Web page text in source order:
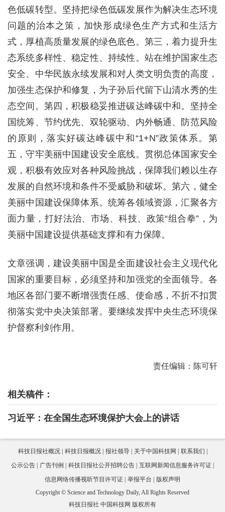
色低碳转型。坚持把绿色低碳发展作为解决生态环境
问题的治本之策，加快形成绿色生产方式和生活方
式，厚植高质量发展的绿色底色。第三，着力提升生
态系统多样性、稳定性、持续性。站在维护国家生态
安全、中华民族永续发展和对人类文明负责的高度，
加强生态保护和修复，为子孙后代留下山清水秀的生
态空间。第四，积极稳妥推进碳达峰碳中和。坚持全
国统筹、节约优先、双轮驱动、内外畅通、防范风险
的原则，落实好碳达峰碳中和“1+N”政策体系。第
五，守牢美丽中国建设安全底线。贯彻总体国家安全
观，积极有效应对各种风险挑战，保障我们赖以生存
发展的自然环境和条件不受威胁和破坏。第六，健全
美丽中国建设保障体系。统筹各领域资源，汇聚各方
面力量，打好法治、市场、科技、政策“组合拳”，为
美丽中国建设提供基础支撑和有力保障。
文章强调，建设美丽中国是全面建设社会主义现代化
国家的重要目标，必须坚持和加强党的全面领导。各
地区各部门要不断增强责任感、使命感，不折不扣贯
彻落实党中央决策部署。要继续发挥中央生态环境保
护督察利剑作用。
责任编辑：陈可轩
相关稿件：
习近平：在全国生态环境保护大会上的讲话
科技日报社概况 科技日报概况 报社领导 关于中国科技网
联系我们
公示公告
广告刊例 科技日报社公开招聘公告
互联网新闻信息服务许可证
信息网络传播视听节目许可证
举报平台
版权声明
Copyright © Science and Technology Daily, All Rights Reserved
科技日报社 中国科技网 版权所有